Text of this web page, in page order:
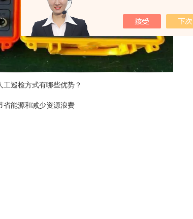
巡检方式有哪些优势？
省能源和减少资源浪费